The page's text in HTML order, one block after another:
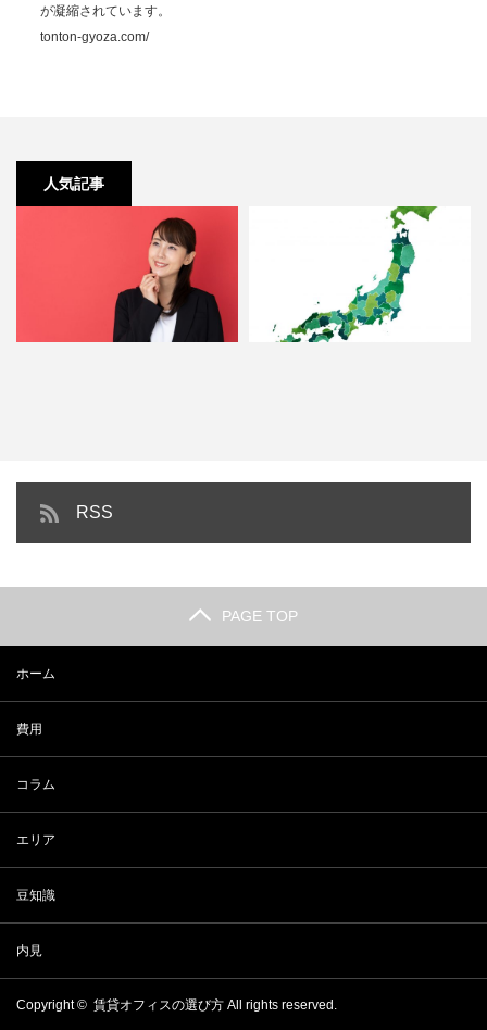
が凝縮されています。
tonton-gyoza.com/
人気記事
RSS
PAGE TOP
ホーム
費用
コラム
エリア
豆知識
内見
Copyright © 賃貸オフィスの選び方 All rights reserved.